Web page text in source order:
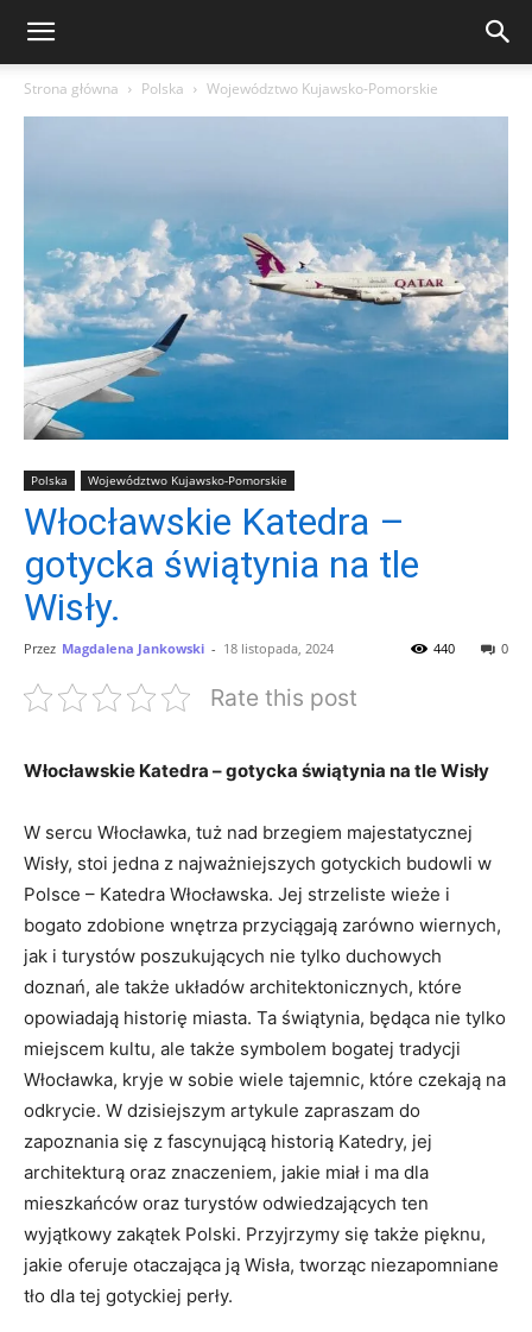
Strona główna Polska Województwo Kujawsko-Pomorskie
Polska Województwo Kujawsko-Pomorskie
Włocławskie Katedra –
gotycka świątynia na tle
Wisły.
Przez Magdalena Jankowski - 18 listopada, 2024 0
440
Rate this post
Włocławskie Katedra​ – ⁣gotycka⁤ świątynia‌ na tle Wisły
W sercu Włocławka, tuż nad⁤ brzegiem majestatycznej
Wisły, stoi jedna z ⁤najważniejszych gotyckich budowli w
Polsce – Katedra ⁢Włocławska. Jej strzeliste wieże i
bogato zdobione wnętrza ​przyciągają zarówno wiernych,
jak i turystów poszukujących nie tylko duchowych⁣
doznań, ale także ​układów architektonicznych, ‍które⁤
opowiadają⁤ historię​ miasta. ⁣Ta⁣ świątynia, będąca nie ‌tylko
miejscem kultu, ale ​także symbolem⁤ bogatej tradycji
Włocławka, kryje w⁣ sobie ‍wiele‌ tajemnic, ⁢które czekają na
odkrycie. W dzisiejszym artykule zapraszam do
zapoznania się z ⁣fascynującą historią Katedry, jej
architekturą ‌oraz znaczeniem, jakie miał i ‌ma dla
mieszkańców ⁤oraz turystów odwiedzających ten⁣
wyjątkowy zakątek Polski. ⁣Przyjrzymy ​się ‍także pięknu,
jakie oferuje otaczająca ją Wisła, tworząc niezapomniane
tło dla tej gotyckiej perły.